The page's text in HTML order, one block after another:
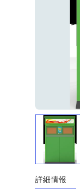
詳細情報